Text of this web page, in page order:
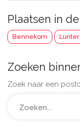
Plaatsen in
Bennekom
Zoeken
Zoek naar een